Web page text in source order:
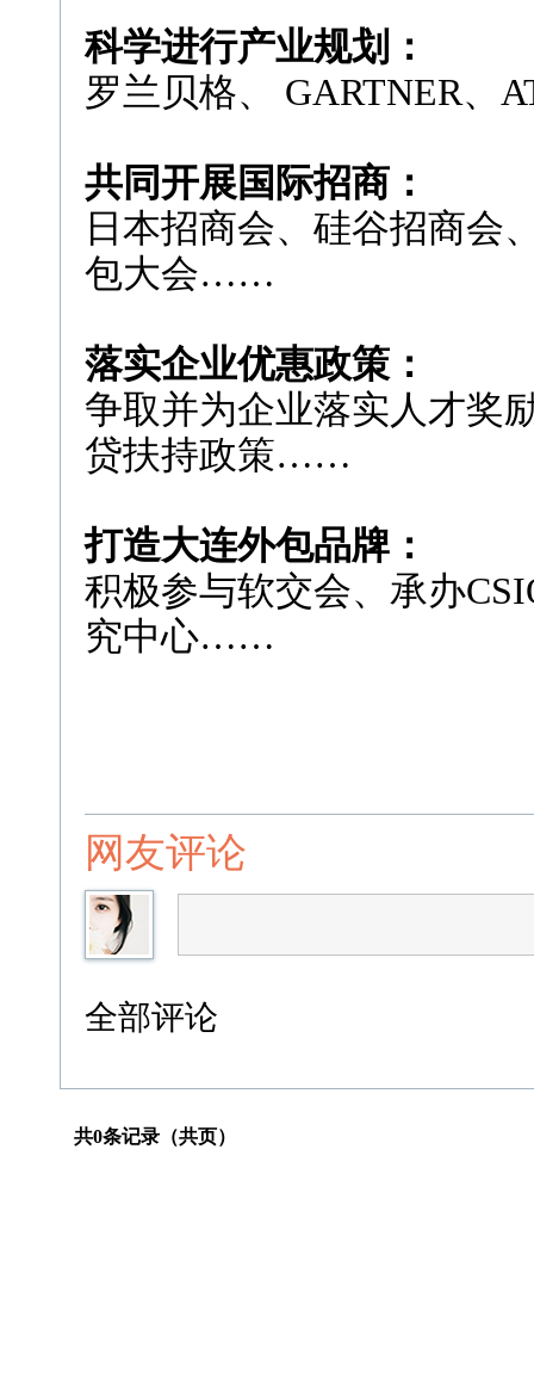
科学进行产业规划：
罗兰贝格、 GARTNER
共同开展国际招商：
日本招商会、硅谷招商会
包大会……
落实企业优惠政策：
争取并为企业落实人才奖
贷扶持政策……
打造大连外包品牌：
积极参与软交会、承办
究中心……
网友评论
全部评论
共0条记录（共页）